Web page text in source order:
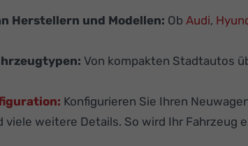
Herstellern und Modellen: Ob Audi,
Von kompakten Stadtautos
Konfigurieren Sie Ihren
viele weitere Details. So wird Ihr Fahrzeug